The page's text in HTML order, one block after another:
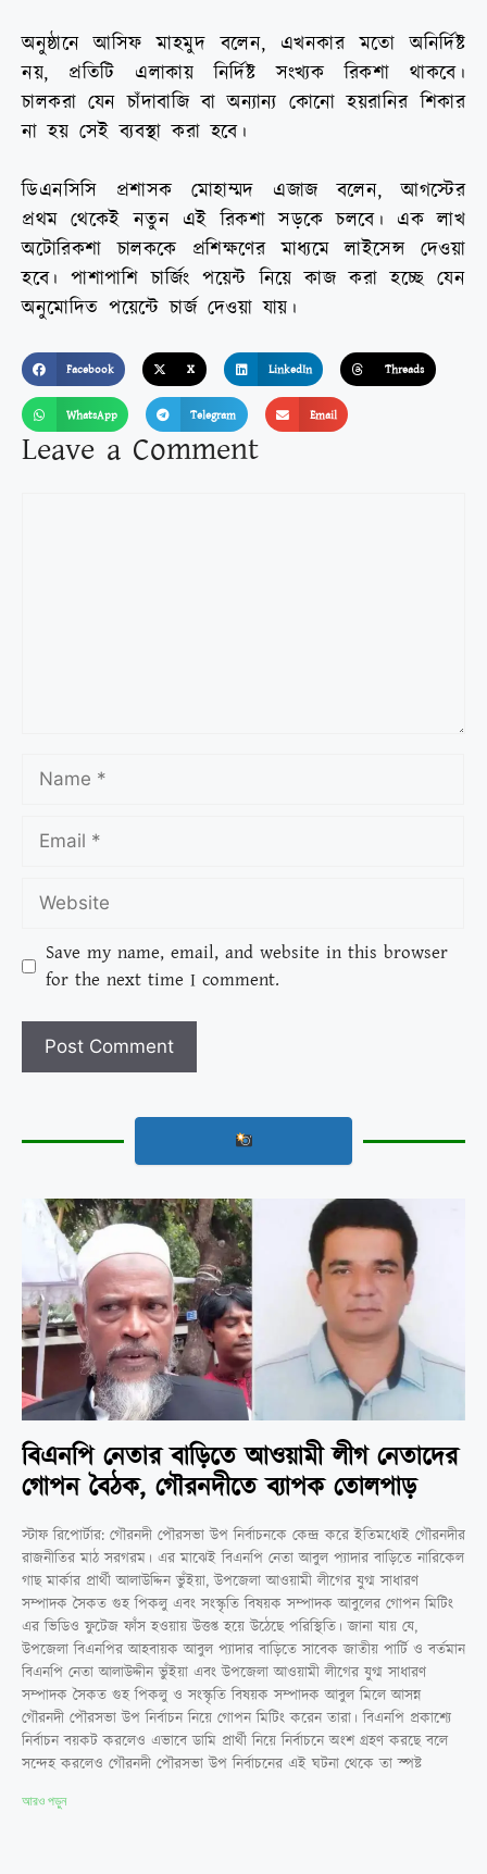
অনুষ্ঠানে আসিফ মাহমুদ বলেন, এখনকার মতো অনির্দিষ্ট
নয়, প্রতিটি এলাকায় নির্দিষ্ট সংখ্যক রিকশা থাকবে।
চালকরা যেন চাঁদাবাজি বা অন্যান্য কোনো হয়রানির শিকার
না হয় সেই ব্যবস্থা করা হবে।
ডিএনসিসি প্রশাসক মোহাম্মদ এজাজ বলেন, আগস্টের
প্রথম থেকেই নতুন এই রিকশা সড়কে চলবে। এক লাখ
অটোরিকশা চালককে প্রশিক্ষণের মাধ্যমে লাইসেন্স দেওয়া
হবে। পাশাপাশি চার্জিং পয়েন্ট নিয়ে কাজ করা হচ্ছে যেন
অনুমোদিত পয়েন্টে চার্জ দেওয়া যায়।
Facebook X LinkedIn Threads
WhatsApp Telegram Email
Leave a Comment
Save my name, email, and website in this browser
for the next time I comment.
বিএনপি নেতার বাড়িতে আওয়ামী লীগ নেতাদের
গোপন বৈঠক, গৌরনদীতে ব্যাপক তোলপাড়
স্টাফ রিপোর্টার: গৌরনদী পৌরসভা উপ নির্বাচনকে কেন্দ্র করে ইতিমধ্যেই গৌরনদীর
রাজনীতির মাঠ সরগরম। এর মাঝেই বিএনপি নেতা আবুল প্যাদার বাড়িতে নারিকেল
গাছ মার্কার প্রার্থী আলাউদ্দিন ভুঁইয়া, উপজেলা আওয়ামী লীগের যুগ্ম সাধারণ
সম্পাদক সৈকত গুহ পিকলু এবং সংস্কৃতি বিষয়ক সম্পাদক আবুলের গোপন মিটিং
এর ভিডিও ফুটেজ ফাঁস হওয়ায় উত্তপ্ত হয়ে উঠেছে পরিস্থিতি। জানা যায় যে,
উপজেলা বিএনপির আহবায়ক আবুল প্যাদার বাড়িতে সাবেক জাতীয় পার্টি ও বর্তমান
বিএনপি নেতা আলাউদ্দীন ভুঁইয়া এবং উপজেলা আওয়ামী লীগের যুগ্ম সাধারণ
সম্পাদক সৈকত গুহ পিকলু ও সংস্কৃতি বিষয়ক সম্পাদক আবুল মিলে আসন্ন
গৌরনদী পৌরসভা উপ নির্বাচন নিয়ে গোপন মিটিং করেন তারা। বিএনপি প্রকাশ্যে
নির্বাচন বয়কট করলেও এভাবে ডামি প্রার্থী নিয়ে নির্বাচনে অংশ গ্রহণ করছে বলে
সন্দেহ করলেও গৌরনদী পৌরসভা উপ নির্বাচনের এই ঘটনা থেকে তা স্পষ্ট
আরও পড়ুন